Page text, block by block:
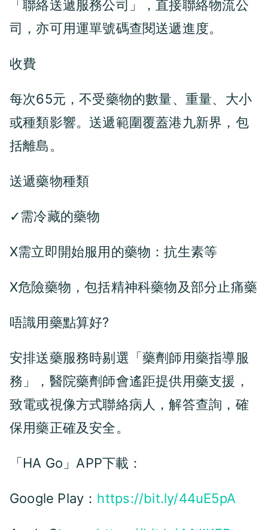
「聯絡送遞服務公司」，直接聯絡物流公
司，亦可用運單號碼查閱送遞進度。
收費
每次65元，不受藥物的數量、重量、大小
或種類影響。送遞範圍覆蓋港九新界，包
括離島。
送遞藥物種類
✓需冷藏的藥物
X需立即開始服用的藥物：抗生素等
X危險藥物，包括精神科藥物及部分止痛藥
唔識用藥點算好?
安排送藥服務時剔選「藥劑師用藥指導服
務 」，醫院藥劑師會遙距提供用藥支援，
致電或視像方式聯絡病人 ，解答查詢，確
保用藥正確及安全。
「HA Go」APP下載：
Google Play： https://bit.ly/44uE5pA